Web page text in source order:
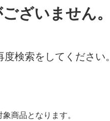
ざいません。
検索をしてください。
商品となります。